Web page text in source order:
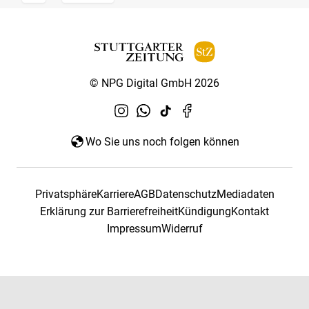
© NPG Digital GmbH 2026
Wo Sie uns noch folgen können
PrivatsphäreKarriereAGBDatenschutzMediadaten
Erklärung zur BarrierefreiheitKündigungKontakt
ImpressumWiderruf